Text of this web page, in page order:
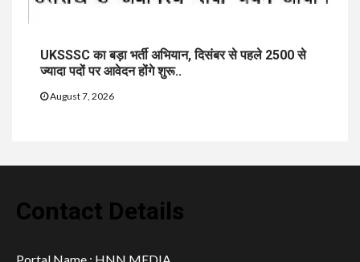
UKSSSC का बड़ा भर्ती अभियान, दिसंबर से पहले 2500 से
ज्यादा पदों पर आवेदन होंगे शुरू..
August 7, 2026
Contact Details